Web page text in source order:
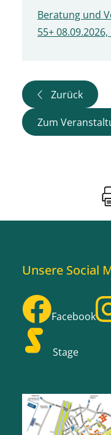
Beratung und
55+
Zurück
Zum
Unsere Social
Facebook
Stage